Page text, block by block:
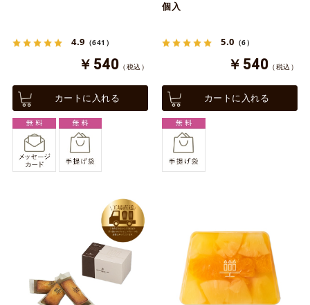
4.9 （641）
￥540 （税込）
カートに入れる
個入
5.0 （6）
￥540 （税込）
カートに入れる